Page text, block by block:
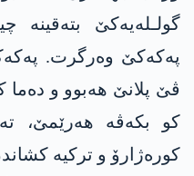
گولـلەیەکێ بتەقینە
پەکەکێ وەرگرت.
ڤێ پلانێ ھەبوو و
کو بکەڤە ھەرێمێ،
کورەژارۆ و ترکیە